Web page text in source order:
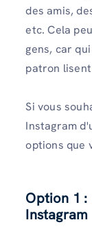
des amis,
etc. Cela
gens, car
patron
Si vous
Instagram
options que
Option 1
Instagram